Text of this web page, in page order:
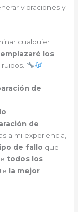
vibraciones y
cualquier
los
de
de
a mi experiencia,
de fallo que
todos los
la mejor